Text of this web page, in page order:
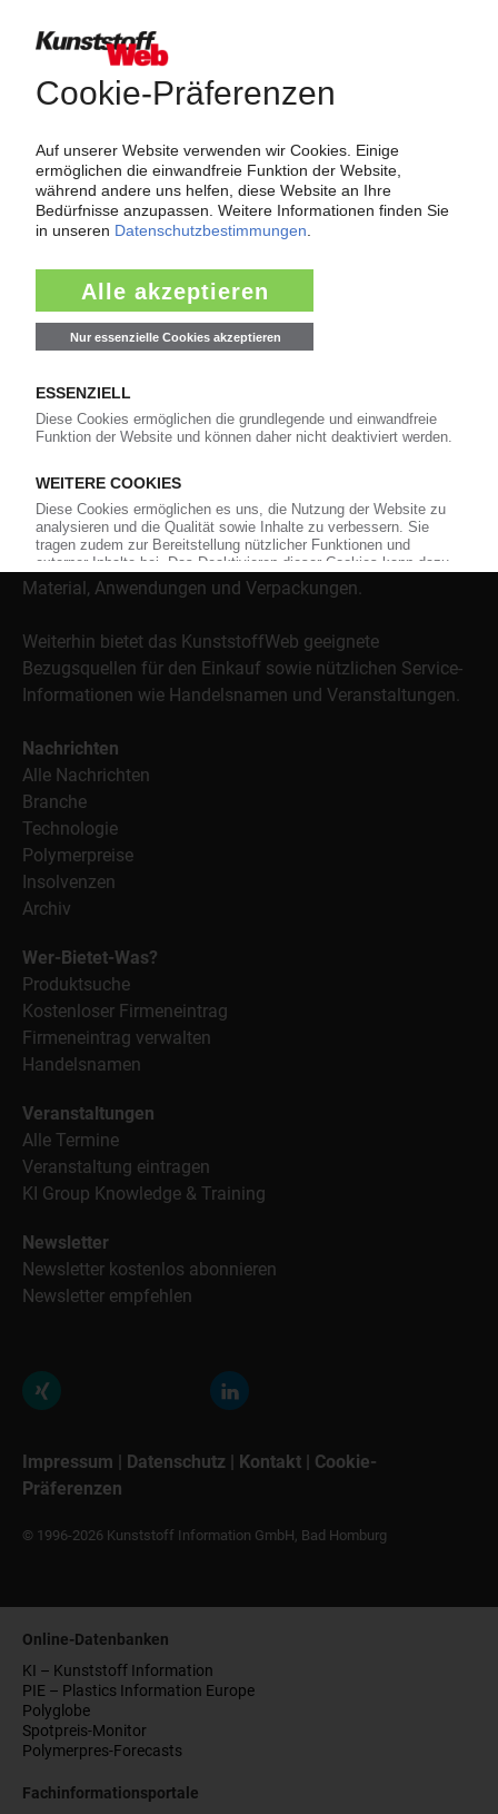
Mehr als 3.000 Unternehmen sind bereits im KunststoffWeb
verzeichnet – Sie auch?
Über das KunststoffWeb
Als einer der Internet-Pioniere der Kunststoffindustrie
und Führungskräfte der Branche mit täglichen
Nachrichten rund um das Thema "Kunststoffe". Im Fokus
der Berichterstattung ist dabei die Preisentwicklung für
Kunststoffe sowie Märkte, Unternehmen, Produkte,
Material, Anwendungen und Verpackungen.
Weiterhin bietet das KunststoffWeb geeignete
Bezugsquellen für den Einkauf sowie nützlichen Service-
Informationen wie Handelsnamen und Veranstaltungen.
Nachrichten
Alle Nachrichten
Branche
Technologie
Polymerpreise
Insolvenzen
Archiv
Wer-Bietet-Was?
Produktsuche
Kostenloser Firmeneintrag
Firmeneintrag verwalten
Handelsnamen
Veranstaltungen
Alle Termine
Veranstaltung eintragen
KI Group Knowledge & Training
Newsletter
Newsletter kostenlos abonnieren
Newsletter empfehlen
Impressum | Datenschutz | Kontakt | Cookie-
Präferenzen
© 1996-2026 Kunststoff Information GmbH, Bad Homburg
Online-Datenbanken
KI – Kunststoff Information
PIE – Plastics Information Europe
Polyglobe
Spotpreis-Monitor
Polymerpres-Forecasts
Fachinformationsportale